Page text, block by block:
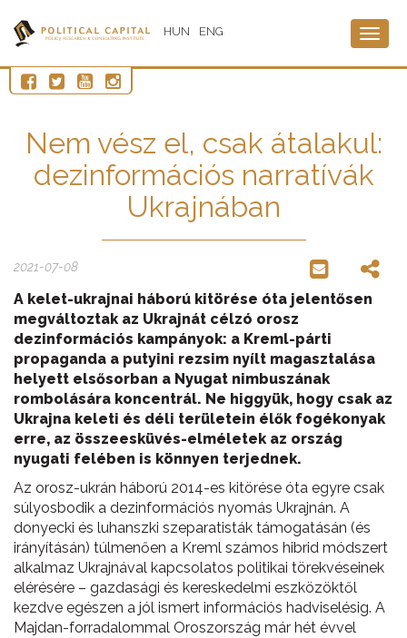
HUN ENG
Nem vész el, csak átalakul:
dezinformációs narratívák
Ukrajnában
2021-07-08
A kelet-ukrajnai háború kitörése óta jelentősen
megváltoztak az Ukrajnát célzó orosz
dezinformációs kampányok: a Kreml-párti
propaganda a putyini rezsim nyílt magasztalása
helyett elsősorban a Nyugat nimbuszának
rombolására koncentrál. Ne higgyük, hogy csak az
Ukrajna keleti és déli területein élők fogékonyak
erre, az összeesküvés-elméletek az ország
nyugati felében is könnyen terjednek.
Az orosz-ukrán háború 2014-es kitörése óta egyre csak
súlyosbodik a dezinformációs nyomás Ukrajnán. A
donyecki és luhanszki szeparatisták támogatásán (és
irányításán) túlmenően a Kreml számos hibrid módszert
alkalmaz Ukrajnával kapcsolatos politikai törekvéseinek
elérésére – gazdasági és kereskedelmi eszközöktől
kezdve egészen a jól ismert információs hadviselésig. A
Majdan-forradalommal Oroszország már hét évvel